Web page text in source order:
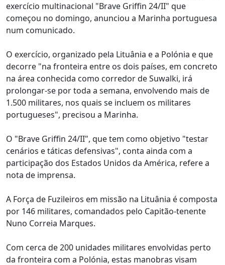
exercício multinacional "Brave Griffin 24/II" que
começou no domingo, anunciou a Marinha portuguesa
num comunicado.
O exercício, organizado pela Lituânia e a Polónia e que
decorre "na fronteira entre os dois países, em concreto
na área conhecida como corredor de Suwalki, irá
prolongar-se por toda a semana, envolvendo mais de
1.500 militares, nos quais se incluem os militares
portugueses", precisou a Marinha.
O "Brave Griffin 24/II", que tem como objetivo "testar
cenários e táticas defensivas", conta ainda com a
participação dos Estados Unidos da América, refere a
nota de imprensa.
A Força de Fuzileiros em missão na Lituânia é composta
por 146 militares, comandados pelo Capitão-tenente
Nuno Correia Marques.
Com cerca de 200 unidades militares envolvidas perto
da fronteira com a Polónia, estas manobras visam